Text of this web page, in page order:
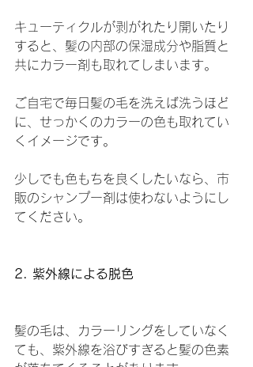
キューティクルが剥がれたり開いたり
すると、髪の内部の保湿成分や脂質と
共にカラー剤も取れてしまいます。
ご自宅で毎日髪の毛を洗えば洗うほど
に、せっかくのカラーの色も取れてい
くイメージです。
少しでも色もちを良くしたいなら、市
販のシャンプー剤は使わないようにし
てください。
2. 紫外線による脱色
髪の毛は、カラーリングをしていなく
ても、紫外線を浴びすぎると髪の色素